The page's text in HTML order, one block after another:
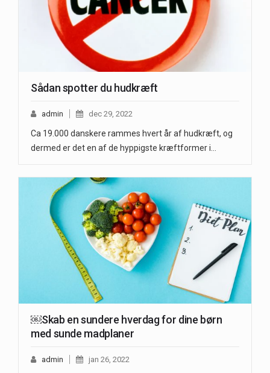
Sådan spotter du hudkræft
admin dec 29, 2022
Ca 19.000 danskere rammes hvert år af hudkræft, og
dermed er det en af de hyppigste kræftformer i…
￼Skab en sundere hverdag for dine børn
med sunde madplaner
admin jan 26, 2022